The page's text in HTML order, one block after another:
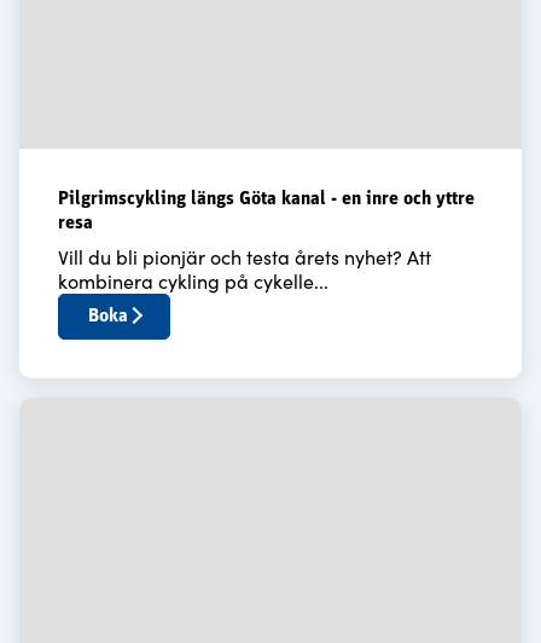
Pilgrimscykling längs Göta kanal - en inre och yttre
resa
Vill du bli pionjär och testa årets nyhet? Att
kombinera cykling på cykelle...
Boka